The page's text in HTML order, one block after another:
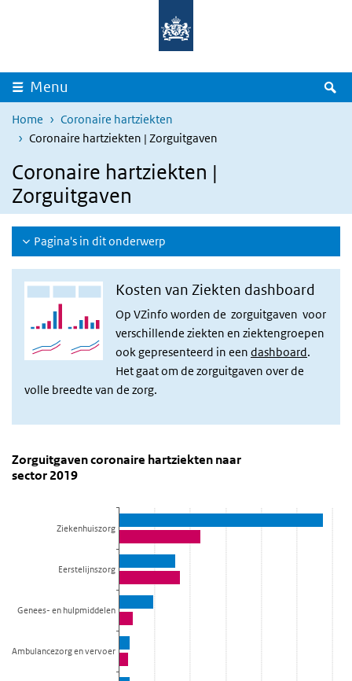
Overslaan en naar de inhoud gaan
Menu
Home
Coronaire hartziekten
Coronaire hartziekten | Zorguitgaven
Coronaire hartziekten |
Zorguitgaven
Pagina's in dit onderwerp
Kosten van Ziekten dashboard
Op VZinfo worden de zorguitgaven voor
verschillende ziekten en ziektengroepen
ook gepresenteerd in een dashboard.
Het gaat om de zorguitgaven over de
volle breedte van de zorg.
Zorguitgaven coronaire hartziekten
Sla de grafiek 'Zorguitgaven coronaire hartziekten naar sector
Zorguitgaven coronaire hartziekten naar sector
Staaf grafiek met 2 reeksen.
De grafiek heeft 1 X-as die categories weergeeft.
De grafiek heeft 1 Y-as die Zorguitgaven (miljoen euro) weergeeft.
Zorguitgaven coronaire hartziekten naar
sector 2019
Ziekenhuiszorg
Eerstelijnszorg
Genees- en hulpmiddelen
Ambulancezorg en vervoer